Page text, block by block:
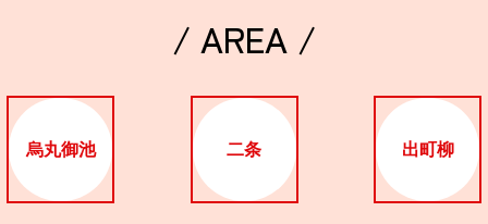
/ AREA /
烏丸御池 二条 出町柳